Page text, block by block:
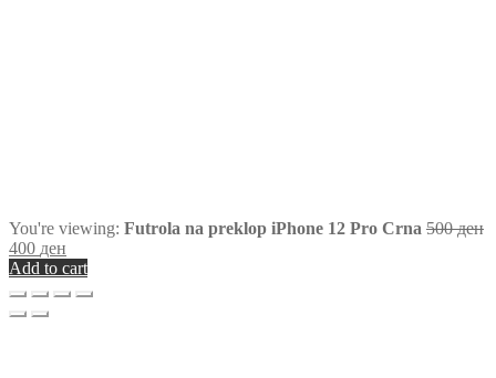
You're viewing: Futrola na preklop iPhone 12 Pro Crna 500ден
400 ден
Add to cart